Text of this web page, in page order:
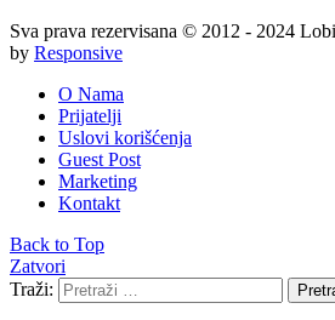
Sva prava rezervisana © 2012 - 2024
by Responsive
O Nama
Prijatelji
Uslovi korišćenja
Guest Post
Marketing
Kontakt
Back to Top
Zatvori
Traži: